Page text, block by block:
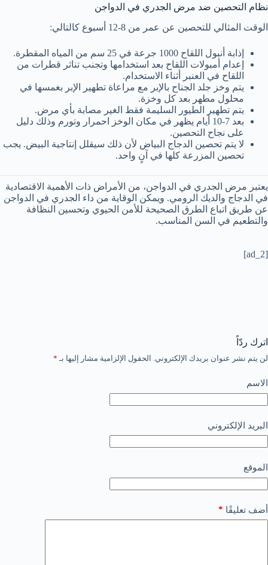
نظام التحصين ضد مرض الجدري في الدواجن
الوقت المثالي للتحصين عن عمر من 8-12 أسبوع كالتالي:
إذابة أنبول اللقاح 1000 جرعة في 25 سم من المياه المقطرة.
إعدام أمبولات اللقاح بعد استخدامها وتجنب تناثر قطرات من
اللقاح في العنبر أثناء الاستخدام.
يتم وخز جلد الجناح بالإبر مع مراعاة تطهير الإبر بغمسها في
محلول مطهر بعد كل وخزة.
يتم تطهير الطيور السليمة فقط الغير مصابة بأي مرض.
بعد 7-10 أيام يظهر في مكان الوخز احمرار وتورم وذلك دليل
على نجاح التحصين.
لا يتم تحصين الدجاج البياض لأن ذلك سيقلل إنتاجية البيض. يجب
تحصين المزرعة كلها في آنٍ واحد.
يعتبر مرض الجدري في الدواجن، من الأمراض ذات الأهمية الاقتصادية
في الدجاج والديك الرومي. ويمكن الوقاية من داء الجدري في الدواجن
عن طريق اتباع الطرق الصحيحة للأمن الحيوي وتحسين النظافة
والتطعيم في السن المناسب.
[ad_2]
اترك ردّاً
لن يتم نشر عنوان بريدك الإلكتروني. الحقول الإلزامية مشار إليها بـ *
الاسم
البريد الإلكتروني
الموقع
أضف تعليقًا *